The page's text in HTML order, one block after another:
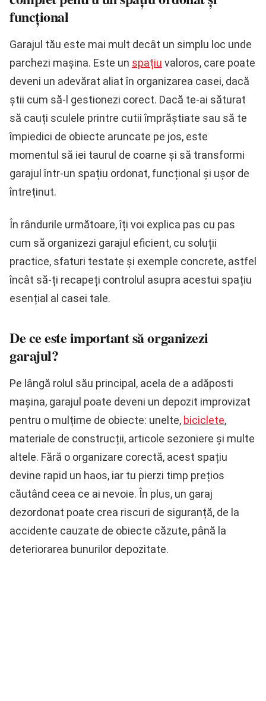
funcțional
Garajul tău este mai mult decât un simplu loc unde
parchezi mașina. Este un spațiu valoros, care poate
deveni un adevărat aliat în organizarea casei, dacă
știi cum să-l gestionezi corect. Dacă te-ai săturat
să cauți sculele printre cutii împrăștiate sau să te
împiedici de obiecte aruncate pe jos, este
momentul să iei taurul de coarne și să transformi
garajul într-un spațiu ordonat, funcțional și ușor de
întreținut.
În rândurile următoare, îți voi explica pas cu pas
cum să organizezi garajul eficient, cu soluții
practice, sfaturi testate și exemple concrete, astfel
încât să-ți recapeți controlul asupra acestui spațiu
esențial al casei tale.
De ce este important să organizezi
garajul?
Pe lângă rolul său principal, acela de a adăposti
mașina, garajul poate deveni un depozit improvizat
pentru o mulțime de obiecte: unelte, biciclete,
materiale de construcții, articole sezoniere și multe
altele. Fără o organizare corectă, acest spațiu
devine rapid un haos, iar tu pierzi timp prețios
căutând ceea ce ai nevoie. În plus, un garaj
dezordonat poate crea riscuri de siguranță, de la
accidente cauzate de obiecte căzute, până la
deteriorarea bunurilor depozitate.